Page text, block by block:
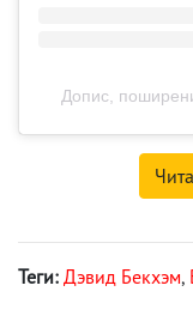
Допис,
Теги: Дэвид Бекхэм,